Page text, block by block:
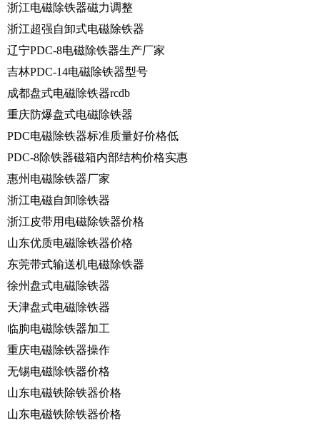
浙江电磁除铁器磁力调整
浙江超强自卸式电磁除铁器
辽宁PDC-8电磁除铁器生产厂家
吉林PDC-14电磁除铁器型号
成都盘式电磁除铁器rcdb
重庆防爆盘式电磁除铁器
PDC电磁除铁器标准质量好价格低
PDC-8除铁器磁箱内部结构价格实惠
惠州电磁除铁器厂家
浙江电磁自卸除铁器
浙江皮带用电磁除铁器价格
山东优质电磁除铁器价格
东莞带式输送机电磁除铁器
徐州盘式电磁除铁器
天津盘式电磁除铁器
临朐电磁除铁器加工
重庆电磁除铁器操作
无锡电磁除铁器价格
山东电磁铁除铁器价格
山东电磁铁除铁器价格